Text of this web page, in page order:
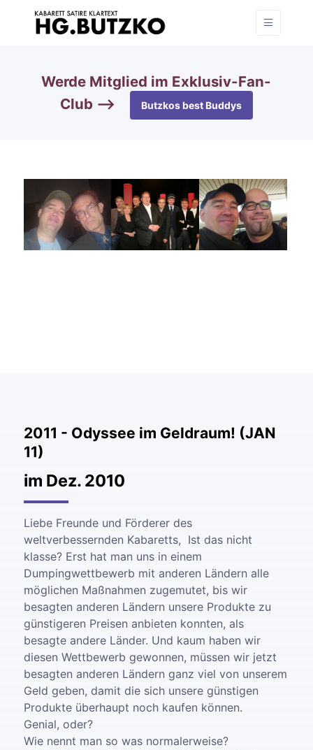
Werde Mitglied im Exklusiv-Fan-
Club —>
Butzkos best Buddys
2011 - Odyssee im Geldraum! (JAN
11)
im Dez. 2010
Liebe Freunde und Förderer des
weltverbessernden Kabaretts, Ist das nicht
klasse? Erst hat man uns in einem
Dumpingwettbewerb mit anderen Ländern alle
möglichen Maßnahmen zugemutet, bis wir
besagten anderen Ländern unsere Produkte zu
günstigeren Preisen anbieten konnten, als
besagte andere Länder. Und kaum haben wir
diesen Wettbewerb gewonnen, müssen wir jetzt
besagten anderen Ländern ganz viel von unserem
Geld geben, damit die sich unsere günstigen
Produkte überhaupt noch kaufen können.
Genial, oder?
Wie nennt man so was normalerweise?